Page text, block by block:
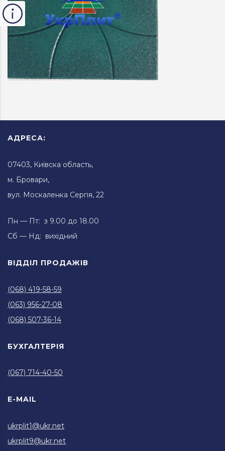
АДРЕСА:
07403, Київска область,
м. Бровари,
вул. Москаленка Сергія, 22
Пн — Пт: з 9.00 до 18.00
Сб — Нд: вихідний
ВІДДІЛ ПРОДАЖІВ
(068) 419-58-59
(063) 956-27-08
(068) 507-36-14
БУХГАЛТЕРІЯ
(067) 714-40-50
E-MAIL
ukrplit1@ukr.net
ukrplit9@ukr.net